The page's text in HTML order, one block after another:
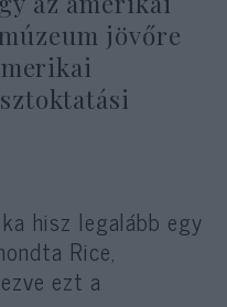
jövőre
hisz legalább egy
Rice,
ezt a